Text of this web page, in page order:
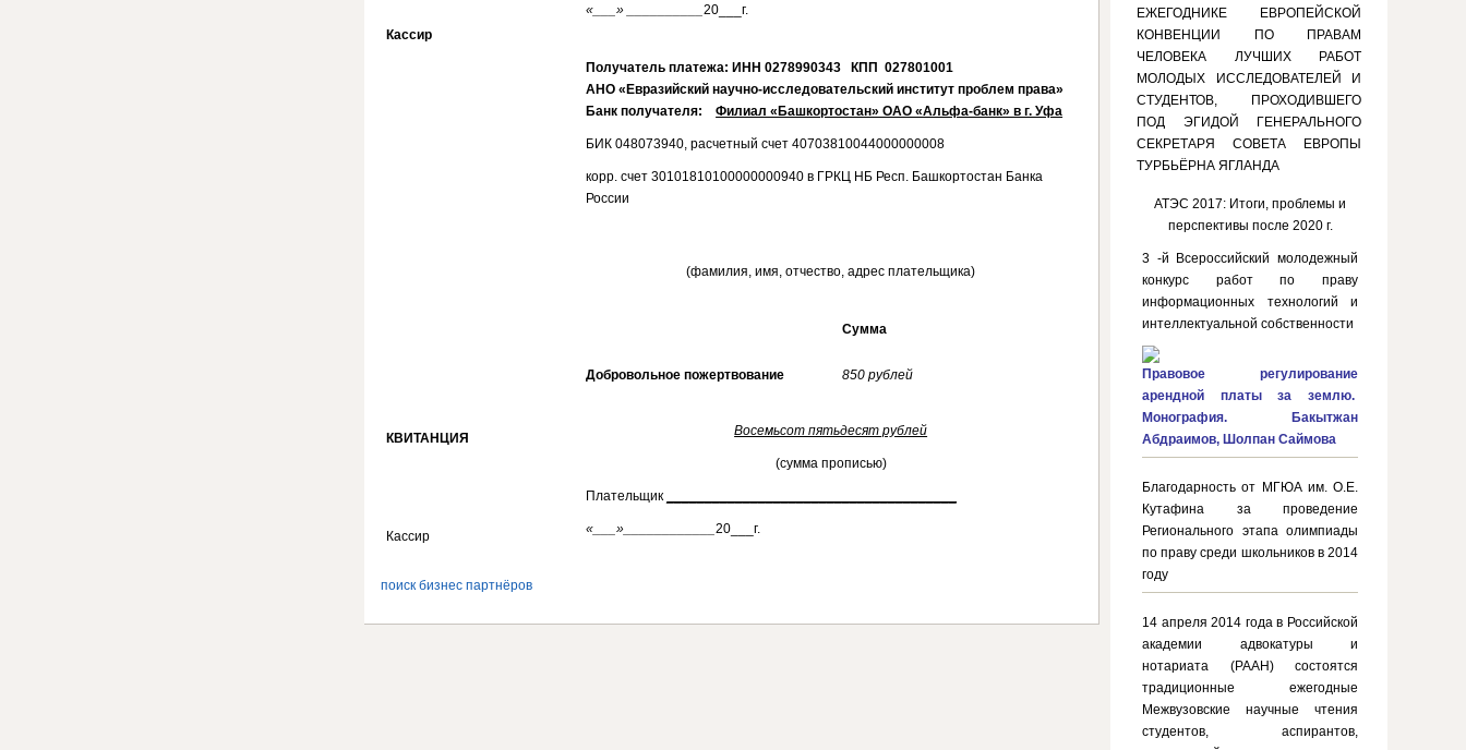
Кассир
«___» __________20___г.
КВИТАНЦИЯ
Кассир
Получатель платежа: ИНН 0278990343 КПП 027801001
АНО «Евразийский научно-исследовательский институт проблем права»
Банк получателя:Филиал «Башкортостан» ОАО «Альфа-банк» в г. Уфа
БИК 048073940, расчетный счет 40703810044000000008
корр. счет 30101810100000000940 в ГРКЦ НБ Респ. Башкортостан Банка
России
(фамилия, имя, отчество, адрес плательщика)
Сумма
Добровольное пожертвование 850 рублей
Восемьсот пятьдесят рублей
(сумма прописью)
Плательщик
«___»____________20___г.
поиск бизнес партнёров
ЕЖЕГОДНИКЕ ЕВРОПЕЙСКОЙ
КОНВЕНЦИИ ПО ПРАВАМ
ЧЕЛОВЕКА ЛУЧШИХ РАБОТ
МОЛОДЫХ ИССЛЕДОВАТЕЛЕЙ И
СТУДЕНТОВ, ПРОХОДИВШЕГО
ПОД ЭГИДОЙ ГЕНЕРАЛЬНОГО
СЕКРЕТАРЯ СОВЕТА ЕВРОПЫ
ТУРБЬЁРНА ЯГЛАНДА
АТЭС 2017: Итоги, проблемы и
перспективы после 2020 г.
3 -й Всероссийский молодежный
конкурс работ по праву
информационных технологий и
интеллектуальной собственности
Правовое регулирование
арендной платы за землю.
Монография. Бакытжан
Абдраимов, Шолпан Саймова
Благодарность от МГЮА им. О.Е.
Кутафина за проведение
Регионального этапа олимпиады
по праву среди школьников в 2014
году
14 апреля 2014 года в Российской
академии адвокатуры и
нотариата (РААН) состоятся
традиционные ежегодные
Межвузовские научные чтения
студентов, аспирантов,